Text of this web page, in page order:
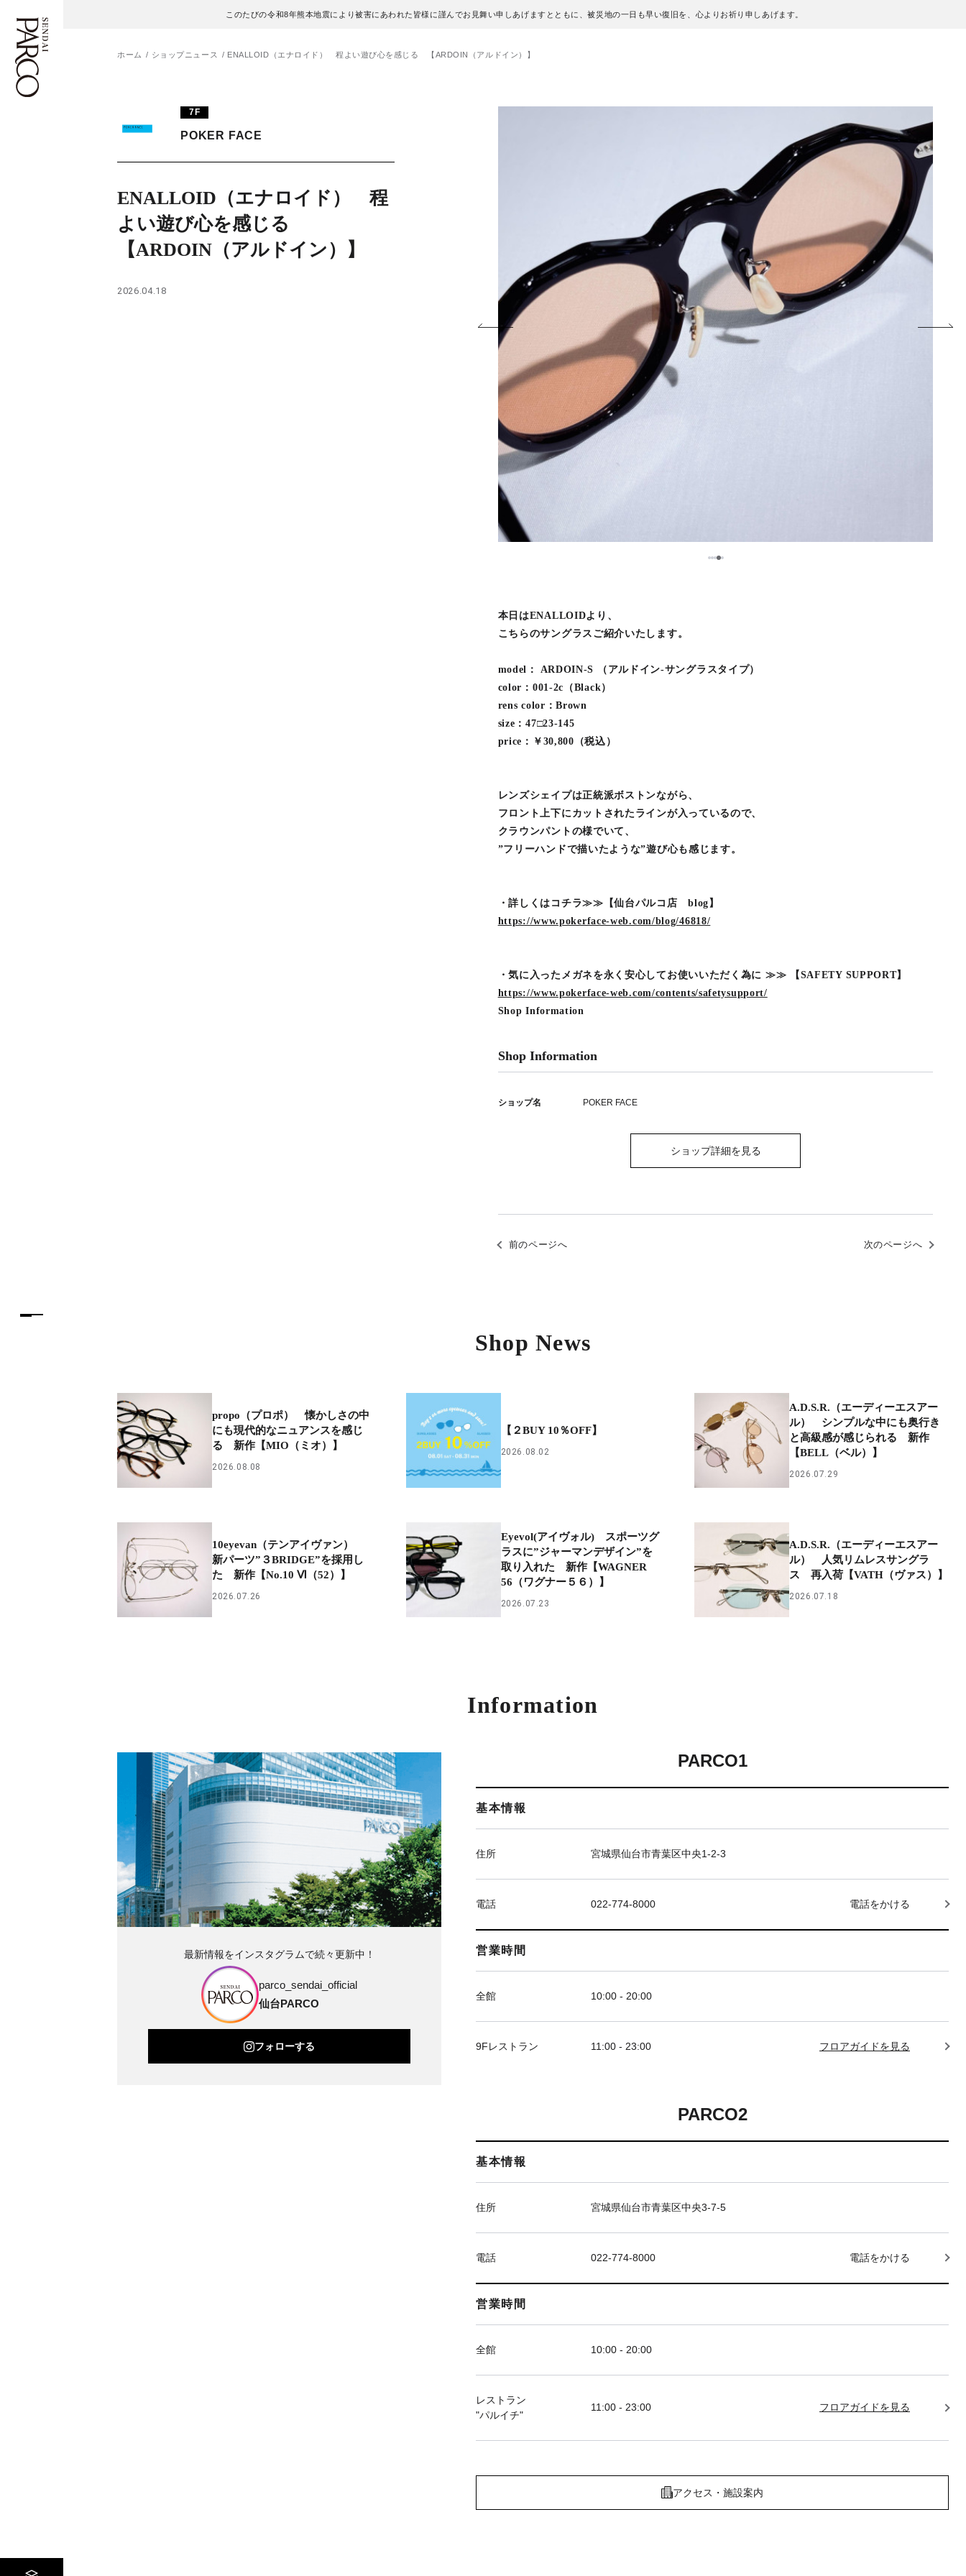
このたびの令和8年熊本地震により被害にあわれた皆様に謹んでお見舞い申しあげますとともに、被災地の一日も早い復旧を、心よりお祈り申しあげます。
施設案内・アクセス
レストラン・カフェ
ホーム ショップニュース ENALLOID（エナロイド） 程よい遊び心を感じる 【ARDOIN（アルドイン）】
7F
POKER FACE
ENALLOID（エナロイド） 程
よい遊び心を感じる
【ARDOIN（アルドイン）】
2026.04.18
12345
本日はENALLOIDより、
こちらのサングラスご紹介いたします。
model： ARDOIN-S （アルドイン-サングラスタイプ）
color：001-2c（Black）
rens color：Brown
size：47□23-145
price：￥30,800（税込）
レンズシェイプは正統派ボストンながら、
フロント上下にカットされたラインが入っているので、
クラウンパントの様でいて、
”フリーハンドで描いたような”遊び心も感じます。
・詳しくはコチラ≫≫【仙台パルコ店 blog】
https://www.pokerface-web.com/blog/46818/
・気に入ったメガネを永く安心してお使いいただく為に ≫≫ 【SAFETY SUPPORT】
https://www.pokerface-web.com/contents/safetysupport/
Shop Information
Shop Information
ショップ名 POKER FACE
ショップ詳細を見る
前のページへ 次のページへ
Shop News
propo（プロポ） 懐かしさの中
にも現代的なニュアンスを感じ
る 新作【MIO（ミオ）】
2026.08.08
【２BUY 10％OFF】
2026.08.02
A.D.S.R.（エーディーエスアー
ル） シンプルな中にも奥行き
と高級感が感じられる 新作
【BELL（ベル）】
2026.07.29
10eyevan（テンアイヴァン）
新パーツ”３BRIDGE”を採用し
た 新作【No.10 Ⅵ（52）】
2026.07.26
Eyevol(アイヴォル) スポーツグ
ラスに”ジャーマンデザイン”を
取り入れた 新作【WAGNER
56（ワグナー５６）】
2026.07.23
A.D.S.R.（エーディーエスアー
ル） 人気リムレスサングラ
ス 再入荷【VATH（ヴァス）】
2026.07.18
Information
PARCO1
基本情報
住所 宮城県仙台市青葉区中央1-2-3
電話 022-774-8000 電話をかける
営業時間
全館 10:00 - 20:00
9Fレストラン 11:00 - 23:00 フロアガイドを見る
PARCO2
基本情報
住所 宮城県仙台市青葉区中央3-7-5
電話 022-774-8000 電話をかける
営業時間
全館 10:00 - 20:00
レストラン
"パルイチ"
11:00 - 23:00 フロアガイドを見る
アクセス・施設案内
最新情報をインスタグラムで続々更新中！
parco_sendai_official
仙台PARCO
フォローする